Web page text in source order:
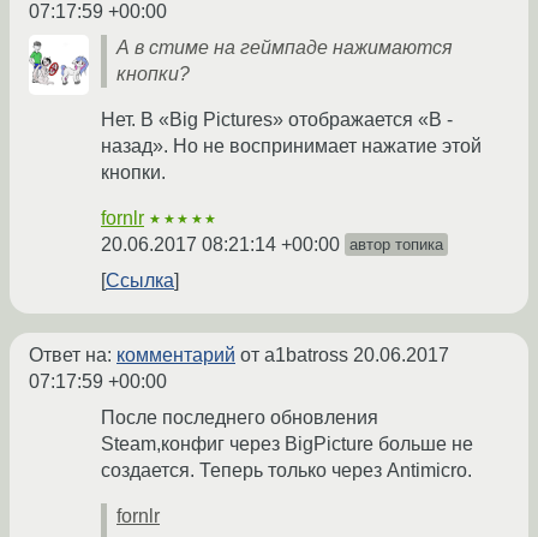
07:17:59 +00:00
А в стиме на геймпаде нажимаются
кнопки?
Нет. В «Big Pictures» отображается «B -
назад». Но не воспринимает нажатие этой
кнопки.
fornlr ★★★★★
20.06.2017 08:21:14 +00:00 автор топика
Ссылка
Ответ на: комментарий от a1batross 20.06.2017
07:17:59 +00:00
После последнего обновления
Steam,конфиг через BigPicture больше не
создается. Теперь только через Antimicro.
fornlr